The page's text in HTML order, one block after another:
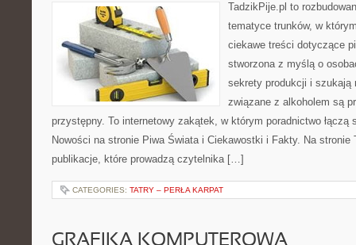
TadzikPije.pl to
tematyce trunków, w
ciekawe treści dotyczące
stworzona z myślą o
sekrety produkcji i szukają
związane z alkoholem są
przystępny. To internetowy zakątek, w którym poradnictwo łączą
Nowości na stronie Piwa Świata i Ciekawostki i Fakty. Na
publikacje, które prowadzą czytelnika […]
CATEGORIES: TATRY – PERŁA KARPAT
GRAFIKA KOMPUTEROWA